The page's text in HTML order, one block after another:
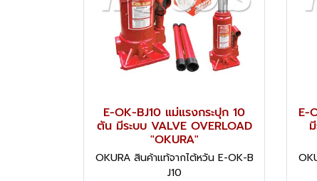
E-OK-BJ10 แม่แรงกระปุก 10
ตัน มีระบบ VALVE OVERLOAD
"OKURA"
OKURA สินค้าแท้จากไต้หวัน E-OK-B
J10
E-